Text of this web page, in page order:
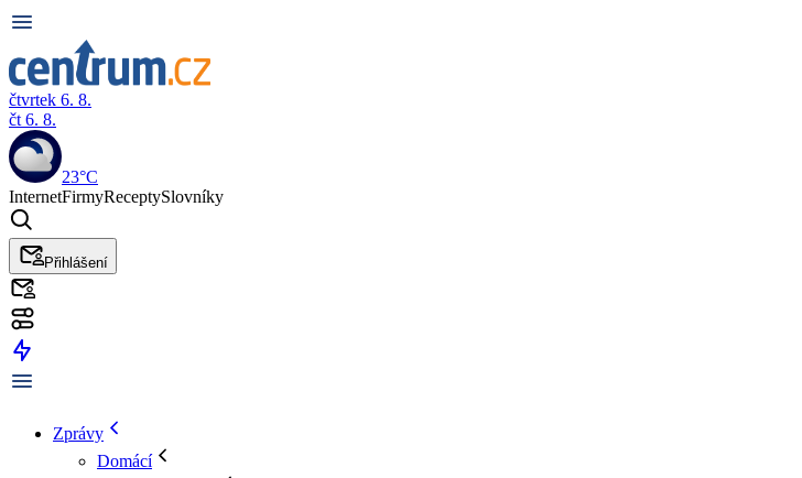
čtvrtek 6. 8.
čt 6. 8.
23°C
InternetFirmyReceptySlovníky
Přihlášení
Zprávy
Domácí